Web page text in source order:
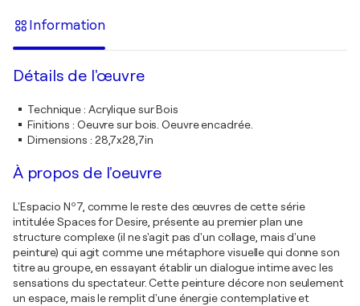
Information
Détails de l'œuvre
Technique: Acrylique sur Bois
Finitions : Oeuvre sur bois. Oeuvre encadrée.
Dimensions : 28,7x28,7in
À propos de l'oeuvre
L'Espacio Nº7, comme le reste des œuvres de cette série
intitulée Spaces for Desire, présente au premier plan une
structure complexe (il ne s'agit pas d'un collage, mais d'une
peinture) qui agit comme une métaphore visuelle qui donne son
titre au groupe, en essayant établir un dialogue intime avec les
sensations du spectateur. Cette peinture décore non seulement
un espace, mais le remplit d'une énergie contemplative et